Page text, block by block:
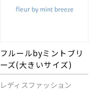
フルールbyミントブリ
ーズ(大きいサイズ)
レディスファッション